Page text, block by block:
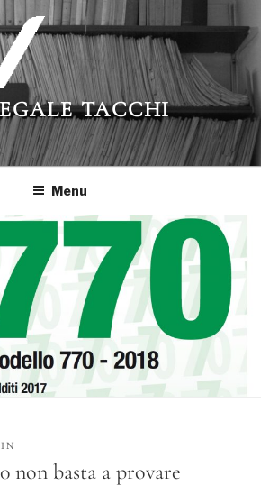
TACCHI
Menu
non basta a provare